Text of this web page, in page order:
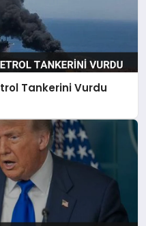
Tankerini Vurdu